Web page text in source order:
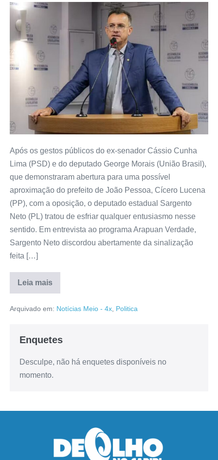
Após os gestos públicos do ex-senador Cássio Cunha
Lima (PSD) e do deputado George Morais (União Brasil),
que demonstraram abertura para uma possível
aproximação do prefeito de João Pessoa, Cícero Lucena
(PP), com a oposição, o deputado estadual Sargento
Neto (PL) tratou de esfriar qualquer entusiasmo nesse
sentido. Em entrevista ao programa Arapuan Verdade,
Sargento Neto discordou abertamente da sinalização
feita […]
Leia mais
Arquivado em: Notícias Meio - 4x Politica
Enquetes
Desculpe, não há enquetes disponíveis no
momento.